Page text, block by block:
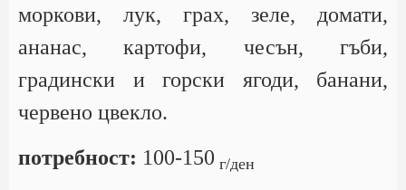
моркови, лук, грах, зеле, домати,
ананас, картофи, чесън, гъби,
градински и горски ягоди, банани,
червено цвекло.
потребност: 100-150 г/ден